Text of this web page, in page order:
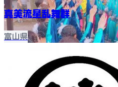
真美流星乱舞群
富山県